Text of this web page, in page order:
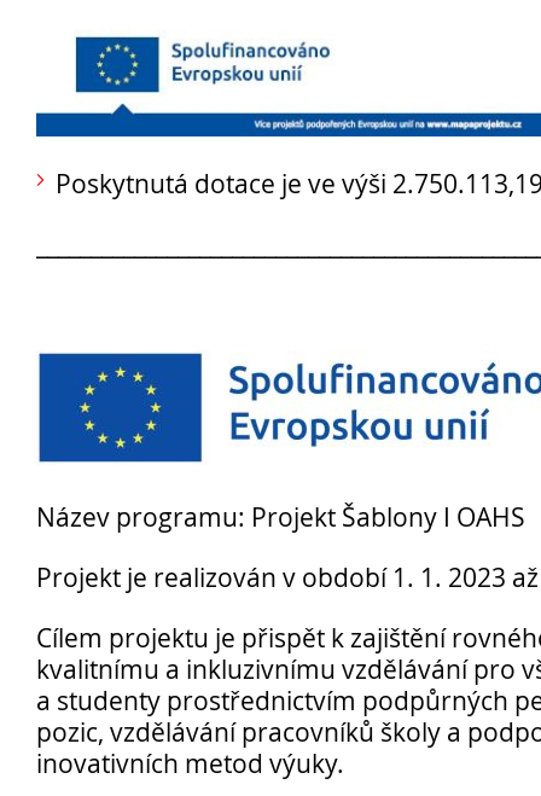
Pro
uchazeče
Den otevřených dveří
Lyceum – LY (nástupce programu EVA)
Ekonomické lyceum – EL
Obchodní akademie – OA
Poskytnutá dotace je ve výši
Název programu: Projekt Šablony I OAHS
Projekt je realizován v období 1. 1. 2023
Cílem projektu je přispět k zajištění
kvalitnímu a inkluzivnímu vzdělávání pro
a studenty prostřednictvím podpůrných
pozic, vzdělávání pracovníků školy a
inovativních metod výuky.